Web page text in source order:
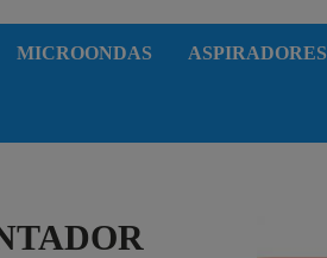
MICROONDAS ASPIRADORES